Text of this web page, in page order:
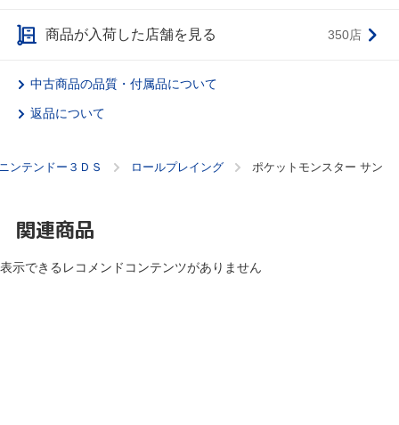
商品が入荷した店舗を見る 350店
中古商品の品質・付属品について
返品について
ンテンドー３ＤＳ ロールプレイング ポケットモンスター サン
関連商品
表示できるレコメンドコンテンツがありません